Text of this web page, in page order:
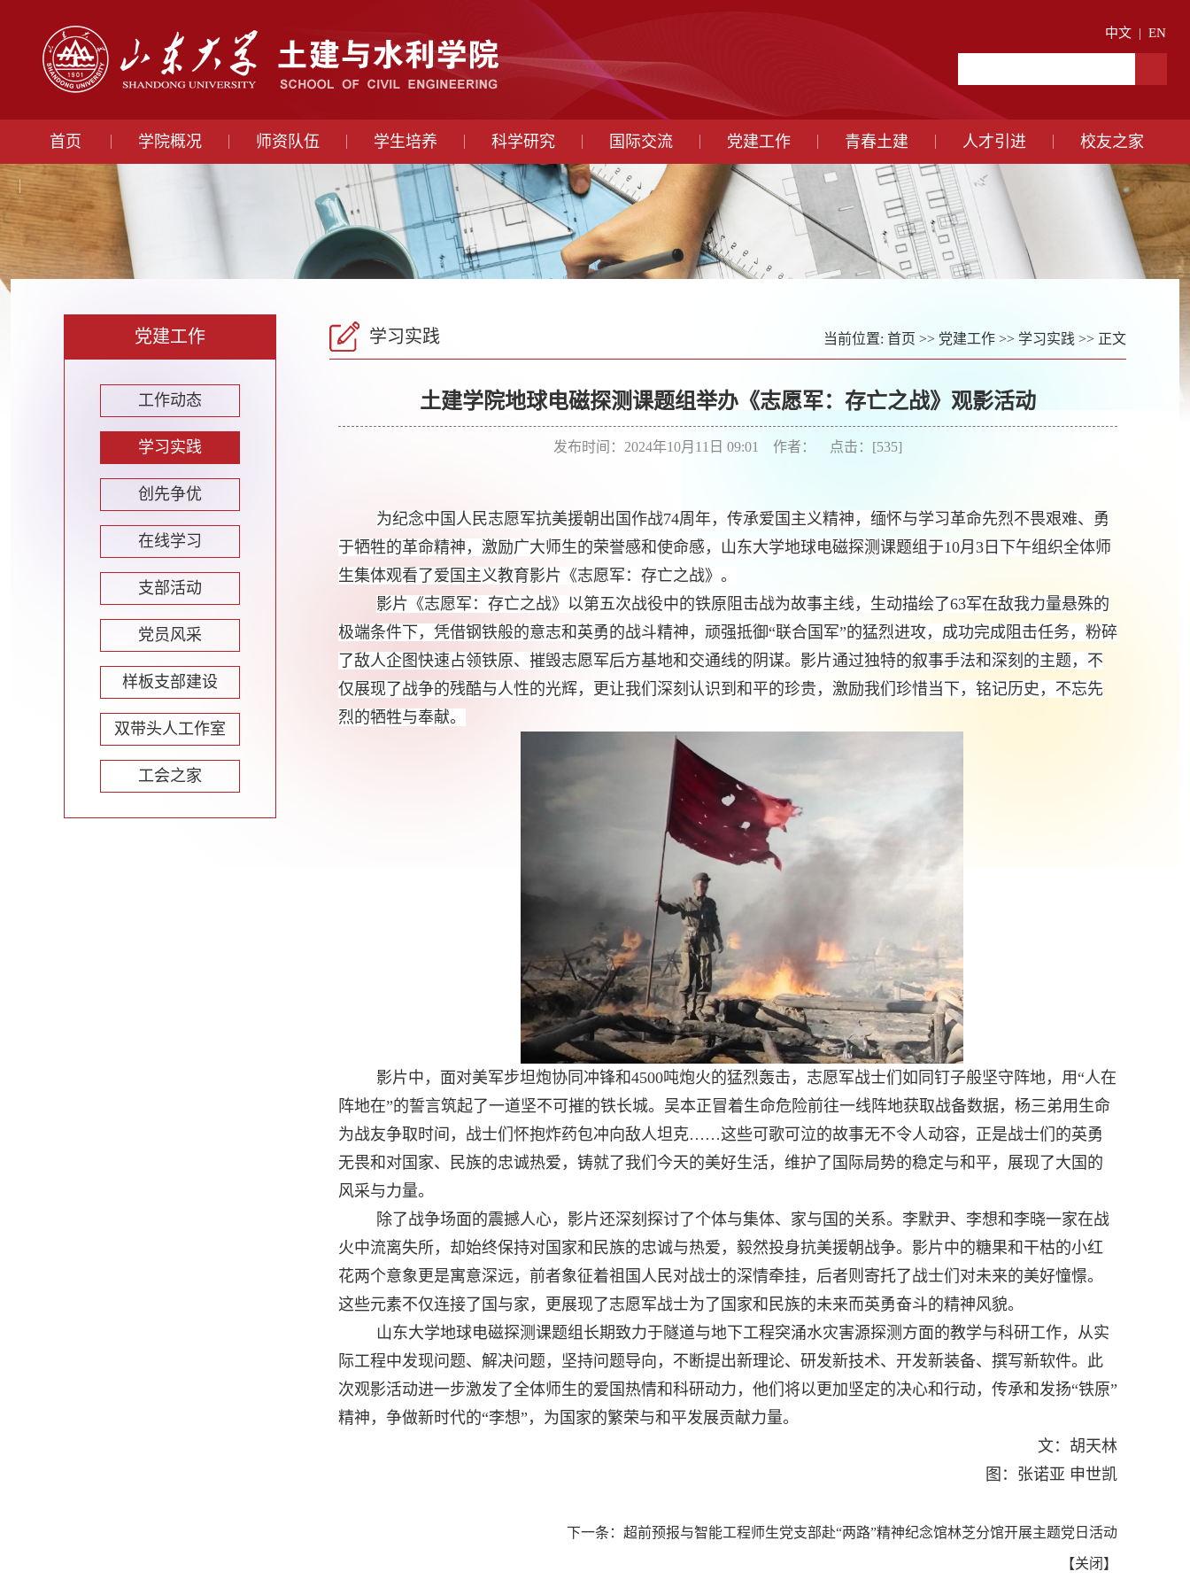
中文 | EN
首页 学院概况 师资队伍 学生培养 科学研究 国际交流 党建工作 青春土建 人才引进 校友之家
党建工作
工作动态
学习实践
创先争优
在线学习
支部活动
党员风采
样板支部建设
双带头人工作室
工会之家
学习实践 当前位置: 首页 >> 党建工作 >> 学习实践 >> 正文
土建学院地球电磁探测课题组举办《志愿军：存亡之战》观影活动
发布时间：2024年10月11日 09:01 作者： 点击：[535]
为纪念中国人民志愿军抗美援朝出国作战74周年，传承爱国主义精神，缅怀与学习革命先烈不畏艰难、勇
于牺牲的革命精神，激励广大师生的荣誉感和使命感，山东大学地球电磁探测课题组于10月3日下午组织全体师
生集体观看了爱国主义教育影片《志愿军：存亡之战》。
影片《志愿军：存亡之战》以第五次战役中的铁原阻击战为故事主线，生动描绘了63军在敌我力量悬殊的
极端条件下，凭借钢铁般的意志和英勇的战斗精神，顽强抵御“联合国军”的猛烈进攻，成功完成阻击任务，粉碎
了敌人企图快速占领铁原、摧毁志愿军后方基地和交通线的阴谋。影片通过独特的叙事手法和深刻的主题，不
仅展现了战争的残酷与人性的光辉，更让我们深刻认识到和平的珍贵，激励我们珍惜当下，铭记历史，不忘先
烈的牺牲与奉献。
影片中，面对美军步坦炮协同冲锋和4500吨炮火的猛烈轰击，志愿军战士们如同钉子般坚守阵地，用“人在
阵地在”的誓言筑起了一道坚不可摧的铁长城。吴本正冒着生命危险前往一线阵地获取战备数据，杨三弟用生命
为战友争取时间，战士们怀抱炸药包冲向敌人坦克……这些可歌可泣的故事无不令人动容，正是战士们的英勇
无畏和对国家、民族的忠诚热爱，铸就了我们今天的美好生活，维护了国际局势的稳定与和平，展现了大国的
风采与力量。
除了战争场面的震撼人心，影片还深刻探讨了个体与集体、家与国的关系。李默尹、李想和李晓一家在战
火中流离失所，却始终保持对国家和民族的忠诚与热爱，毅然投身抗美援朝战争。影片中的糖果和干枯的小红
花两个意象更是寓意深远，前者象征着祖国人民对战士的深情牵挂，后者则寄托了战士们对未来的美好憧憬。
这些元素不仅连接了国与家，更展现了志愿军战士为了国家和民族的未来而英勇奋斗的精神风貌。
山东大学地球电磁探测课题组长期致力于隧道与地下工程突涌水灾害源探测方面的教学与科研工作，从实
际工程中发现问题、解决问题，坚持问题导向，不断提出新理论、研发新技术、开发新装备、撰写新软件。此
次观影活动进一步激发了全体师生的爱国热情和科研动力，他们将以更加坚定的决心和行动，传承和发扬“铁原”
精神，争做新时代的“李想”，为国家的繁荣与和平发展贡献力量。
文：胡天林
图：张诺亚 申世凯
下一条： 超前预报与智能工程师生党支部赴“两路”精神纪念馆林芝分馆开展主题党日活动
【关闭 】